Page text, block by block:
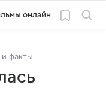
онлайн
факты